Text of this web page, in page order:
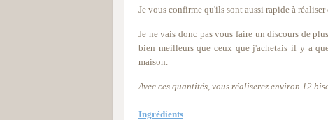
Je vous confirme qu'ils sont aussi rapide à
Je ne vais donc pas vous faire un discours de
bien meilleurs que ceux que j'achetais il y a
maison.
Avec ces quantités, vous réaliserez environ 12
Ingrédients